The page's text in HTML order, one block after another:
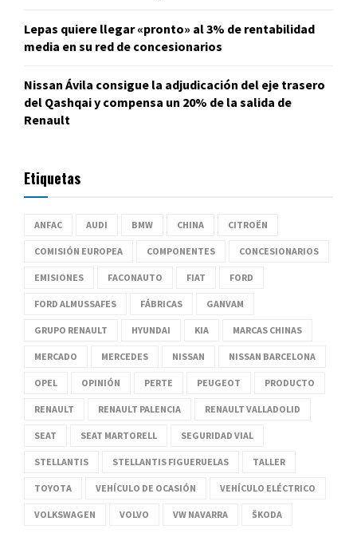
Lepas quiere llegar «pronto» al 3% de rentabilidad
media en su red de concesionarios
Nissan Ávila consigue la adjudicación del eje trasero
del Qashqai y compensa un 20% de la salida de
Renault
Etiquetas
ANFAC AUDI BMW CHINA CITROËN
COMISIÓN EUROPEA COMPONENTES CONCESIONARIOS
EMISIONES FACONAUTO FIAT FORD
FORD ALMUSSAFES FÁBRICAS GANVAM
GRUPO RENAULT HYUNDAI KIA MARCAS CHINAS
MERCADO MERCEDES NISSAN NISSAN BARCELONA
OPEL OPINIÓN PERTE PEUGEOT PRODUCTO
RENAULT RENAULT PALENCIA RENAULT VALLADOLID
SEAT SEAT MARTORELL SEGURIDAD VIAL
STELLANTIS STELLANTIS FIGUERUELAS TALLER
TOYOTA VEHÍCULO DE OCASIÓN VEHÍCULO ELÉCTRICO
VOLKSWAGEN VOLVO VW NAVARRA ŠKODA